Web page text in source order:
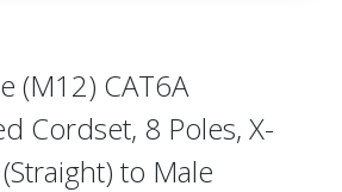
(M12) CAT6A
Cordset, 8 Poles, X-
to Male